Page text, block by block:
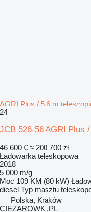
AGRI Plus / 5.6 m
24
JCB 526-56 AGRI Plus
46 600 € ≈ 200 700 zł
Ładowarka teleskopowa
2018
5 000 m/g
Moc 109 KM (80 kW)
diesel Typ masztu
Polska, Kraków
CIEZAROWKI.PL